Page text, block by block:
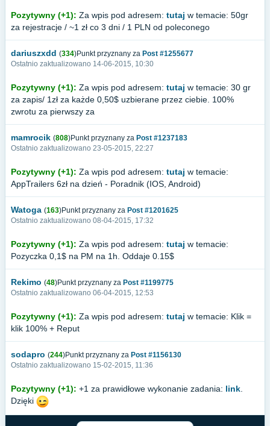
Pozytywny (+1): Za wpis pod adresem: tutaj w temacie: 50gr
za rejestracje / ~1 zł co 3 dni / 1 PLN od poleconego
dariuszxdd (334)Punkt przyznany za Post #1255677
Ostatnio zaktualizowano 14-06-2015, 10:30
Pozytywny (+1): Za wpis pod adresem: tutaj w temacie: 30 gr
za zapis/ 1zł za każde 0,50$ uzbierane przez ciebie. 100%
zwrotu za pierwszy za
mamrocik (808)Punkt przyznany za Post #1237183
Ostatnio zaktualizowano 23-05-2015, 22:27
Pozytywny (+1): Za wpis pod adresem: tutaj w temacie:
AppTrailers 6zł na dzień - Poradnik (IOS, Android)
Watoga (163)Punkt przyznany za Post #1201625
Ostatnio zaktualizowano 08-04-2015, 17:32
Pozytywny (+1): Za wpis pod adresem: tutaj w temacie:
Pozyczka 0,1$ na PM na 1h. Oddaje 0.15$
Rekimo (48)Punkt przyznany za Post #1199775
Ostatnio zaktualizowano 06-04-2015, 12:53
Pozytywny (+1): Za wpis pod adresem: tutaj w temacie: Klik =
klik 100% + Reput
sodapro (244)Punkt przyznany za Post #1156130
Ostatnio zaktualizowano 15-02-2015, 11:36
Pozytywny (+1): +1 za prawidłowe wykonanie zadania: link
Dzięki